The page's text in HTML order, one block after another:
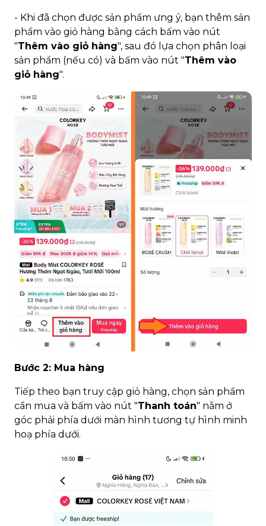
- Khi đã chọn được sản phẩm ưng ý, bạn thêm sản
phẩm vào giỏ hàng bằng cách bấm vào nút
"Thêm vào giỏ hàng", sau đó lựa chọn phân loại
sản phẩm (nếu có) và bấm vào nút "Thêm vào
giỏ hàng".
Bước 2: Mua hàng
Tiếp theo bạn truy cập giỏ hàng, chọn sản phẩm
cần mua và bấm vào nút "Thanh toán" nằm ở
góc phải phía dưới màn hình tương tự hình minh
hoạ phía dưới.